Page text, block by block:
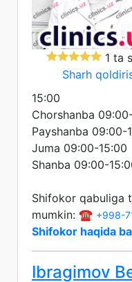
1 ta
Sharh
15:00
Chorshanba
Payshanba 09:00-
Juma 09:00-15:00
Shanba 09:00-
Shifokor qabuliga
mumkin: ☎️ +998-
Shifokor haqida
Ibragimov